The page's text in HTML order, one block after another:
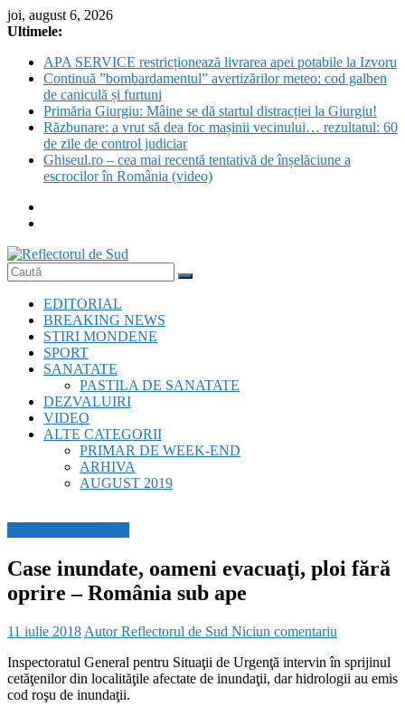
Skip
to
joi, august 6, 2026
Ultimele:
APA SERVICE restricționează livrarea apei potabile la Izvoru
Continuă ”bombardamentul” avertizărilor meteo: cod galben
de caniculă și furtuni
Primăria Giurgiu: Mâine se dă startul distracției la Giurgiu!
Răzbunare: a vrut să dea foc mașinii vecinului… rezultatul: 60
de zile de control judiciar
Ghiseul.ro – cea mai recentă tentativă de înșelăciune a
escrocilor în România (video)
Reflectorul
Sud
EDITORIAL
BREAKING NEWS
STIRI MONDENE
SPORT
SANATATE
PASTILA DE SANATATE
DEZVALUIRI
VIDEO
ALTE CATEGORII
PRIMAR DE WEEK-END
ARHIVA
AUGUST 2019
Case inundate, oameni evacuaţi, ploi fără
oprire – România sub ape
11 iulie 2018 Autor Reflectorul de Sud Niciun comentariu
Inspectoratul General pentru Situaţii de Urgenţă intervin în sprijinul
cetăţenilor din localităţile afectate de inundaţii, dar hidrologii au emis
cod roşu de inundaţii.